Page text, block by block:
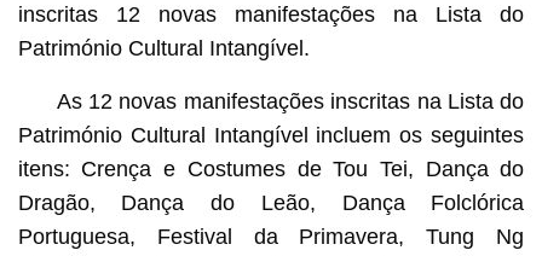
inscritas 12 novas manifestações na Lista do
Património Cultural Intangível.
As 12 novas manifestações inscritas na Lista do
Património Cultural Intangível incluem os seguintes
itens: Crença e Costumes de Tou Tei, Dança do
Dragão, Dança do Leão, Dança Folclórica
Portuguesa, Festival da Primavera, Tung Ng